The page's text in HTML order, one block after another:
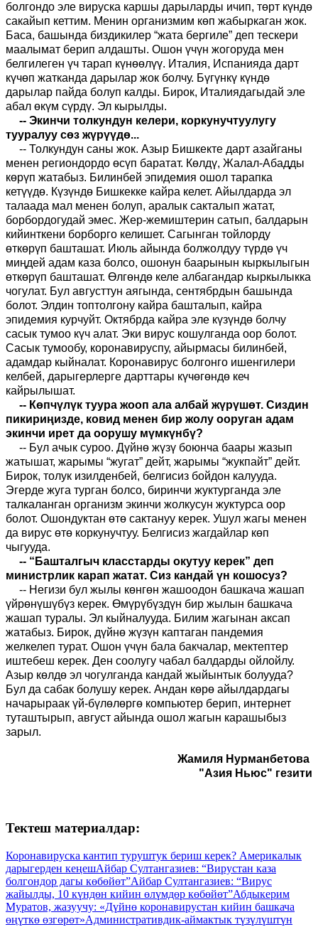
болгондо эле вируска каршы дарыларды ичип, төрт күндө
сакайып кеттим. Менин организмим көп жабыркаган жок.
Баса, башында биздикилер “жата бергиле” деп тескери
маалымат берип алдашты. Ошон үчүн жогоруда мен
белгилеген үч тарап күнөөлүү. Италия, Испанияда дарт
күчөп жатканда дарылар жок болчу. Бүгүнкү күндө
дарылар пайда болуп калды. Бирок, Италиядагыдай эле
абал өкүм сүрдү. Эл кырылды.
-- Экинчи толкундун келери, коркунучтуулугу
тууралуу сөз жүрүүдө...
-- Толкундун саны жок. Азыр Бишкекте дарт азайганы
менен региондордо өсүп баратат. Көлдү, Жалал-Абадды
көрүп жатабыз. Билинбей эпидемия ошол тарапка
кетүүдө. Күзүндө Бишкекке кайра келет. Айылдарда эл
талаада мал менен болуп, аралык сакталып жатат,
борбордогудай эмес. Жер-жемиштерин сатып, балдарын
кийинткени борборго келишет. Сагынган тойлорду
өткөрүп башташат. Июль айында болжолдуу түрдө үч
миңдей адам каза болсо, ошонун баарынын кыркылыгын
өткөрүп башташат. Өлгөндө келе албагандар кыркылыкка
чогулат. Бул августтун аягында, сентябрдын башында
болот. Элдин топтолгону кайра башталып, кайра
эпидемия курчуйт. Октябрда кайра эле күзүндө болчу
сасык тумоо күч алат. Эки вирус кошулганда оор болот.
Сасык тумообу, коронавируспу, айырмасы билинбей,
адамдар кыйналат. Коронавирус болгонго ишенгилери
келбей, дарыгерлерге дарттары күчөгөндө кеч
кайрылышат.
-- Көпчүлүк туура жооп ала албай жүрүшөт. Сиздин
пикириңизде, ковид менен бир жолу ооруган адам
экинчи ирет да оорушу мүмкүнбү?
-- Бул ачык суроо. Дүйнө жүзү боюнча баары жазып
жатышат, жарымы “жугат” дейт, жарымы “жукпайт” дейт.
Бирок, толук изилденбей, белгисиз бойдон калууда.
Эгерде жуга турган болсо, биринчи жуктурганда эле
талкаланган организм экинчи жолкусун жуктурса оор
болот. Ошондуктан өтө сактануу керек. Ушул жагы менен
да вирус өтө коркунучтуу. Белгисиз жагдайлар көп
чыгууда.
-- “Башталгыч класстарды окутуу керек” деп
министрлик карап жатат. Сиз кандай үн кошосуз?
-- Негизи бул жылы көнгөн жашоодон башкача жашап
үйрөнүшүбүз керек. Өмүрүбүздүн бир жылын башкача
жашап туралы. Эл кыйналууда. Билим жагынан аксап
жатабыз. Бирок, дүйнө жүзүн каптаган пандемия
желкелеп турат. Ошон үчүн бала бакчалар, мектептер
иштебеш керек. Ден соолугу чабал балдарды ойлойлу.
Азыр көлдө эл чогулганда кандай жыйынтык болууда?
Бул да сабак болушу керек. Андан көрө айылдардагы
начарыраак үй-бүлөлөргө компьютер берип, интернет
туташтырып, август айында ошол жагын карашыбыз
зарыл.
Жамиля Нурманбетова
"Азия Ньюс" гезити
Тектеш материалдар:
Коронавируска кантип туруштук бериш керек? Америкалык
дарыгерден кеңешАйбар Султангазиев: “Вирустан каза
болгондор дагы көбөйөт”Айбар Султангазиев: “Вирус
жайылды, 10 күндөн кийин өлүмдөр көбөйөт”Абдыкерим
Муратов, жазуучу: «Дүйнө коронавирустан кийин башкача
өңүткө өзгөрөт»Административдик-аймактык түзүлүштүн